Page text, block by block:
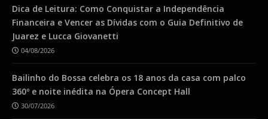
Dica de Leitura: Como Conquistar a Independência
Financeira e Vencer as Dívidas com o Guia Definitivo de
Juarez e Lucca Giovanetti
04/08/2026
Bailinho do Bossa celebra os 18 anos da casa com palco
360º e noite inédita na Ópera Concept Hall
30/07/2026